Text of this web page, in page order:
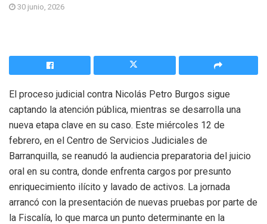
30 junio, 2026
El proceso judicial contra Nicolás Petro Burgos sigue
captando la atención pública, mientras se desarrolla una
nueva etapa clave en su caso. Este miércoles 12 de
febrero, en el Centro de Servicios Judiciales de
Barranquilla, se reanudó la audiencia preparatoria del juicio
oral en su contra, donde enfrenta cargos por presunto
enriquecimiento ilícito y lavado de activos. La jornada
arrancó con la presentación de nuevas pruebas por parte de
la Fiscalía, lo que marca un punto determinante en la